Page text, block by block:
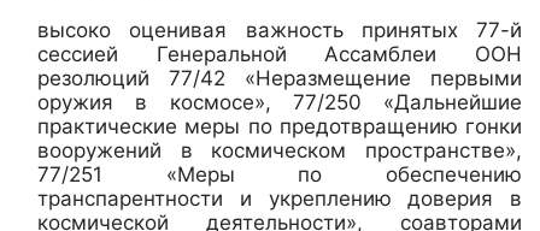
высоко оценивая важность принятых 77-й
сессией Генеральной Ассамблеи ООН
резолюций 77/42 «Неразмещение первыми
оружия в космосе», 77/250 «Дальнейшие
практические меры по предотвращению гонки
вооружений в космическом пространстве»,
77/251 «Меры по обеспечению
транспарентности и укреплению доверия в
космической деятельности», соавторами